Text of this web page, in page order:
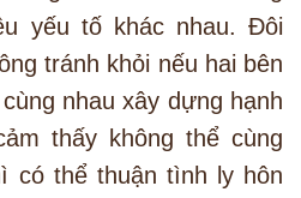
yếu tố khác nhau. Đôi
tránh khỏi nếu hai bên
nhau xây dựng hạnh
thấy không thể cùng
có thể thuận tình ly hôn